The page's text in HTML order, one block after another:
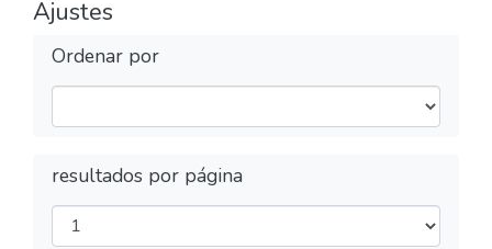
Ajustes
Ordenar por
resultados por página